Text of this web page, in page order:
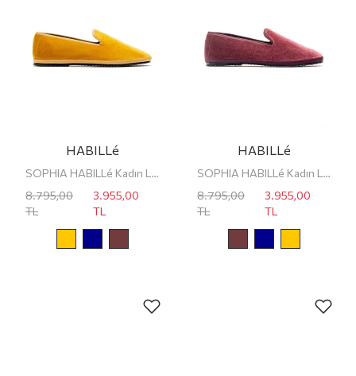
HABILLé
SOPHIA HABILLé Kadın Loafer
8.795,00
TL
3.955,00
TL
HABILLé
SOPHIA HABILLé Kadın Loafer
8.795,00
TL
3.955,00
TL